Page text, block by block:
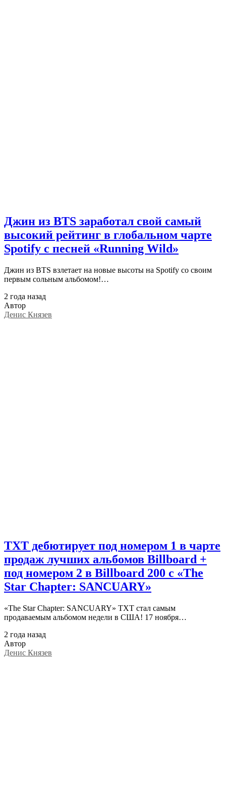
Джин из BTS заработал свой самый
высокий рейтинг в глобальном чарте
Spotify с песней «Running Wild»
Джин из BTS взлетает на новые высоты на Spotify со своим
первым сольным альбомом!…
2 года назад
Автор
Денис Князев
TXT дебютирует под номером 1 в чарте
продаж лучших альбомов Billboard +
под номером 2 в Billboard 200 с «The
Star Chapter: SANCUARY»
«The Star Chapter: SANCUARY» TXT стал самым
продаваемым альбомом недели в США! 17 ноября…
2 года назад
Автор
Денис Князев